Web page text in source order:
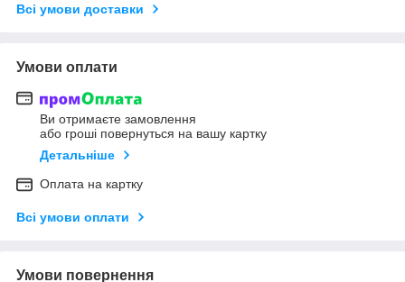
Всі умови доставки
Умови оплати
Ви отримаєте замовлення
або гроші повернуться на вашу картку
Детальніше
Оплата на картку
Всі умови оплати
Умови повернення